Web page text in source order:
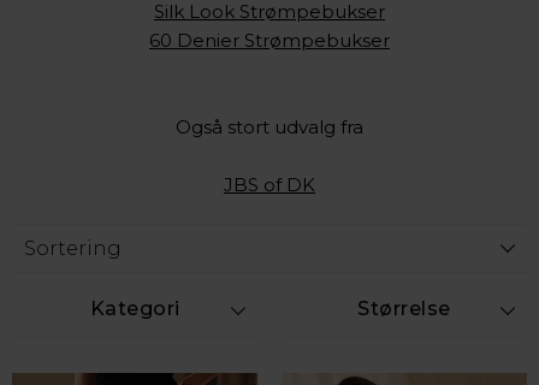
Silk Look Strømpebukser
60 Denier Strømpebukser
Også stort udvalg fra
JBS of DK
Kategori Størrelse